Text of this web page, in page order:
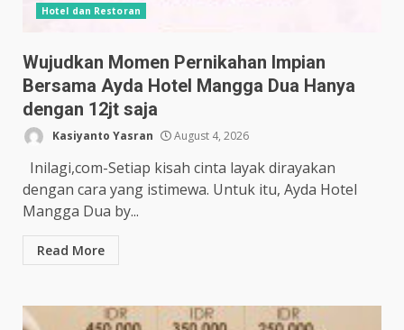
Hotel dan Restoran
Wujudkan Momen Pernikahan Impian
Bersama Ayda Hotel Mangga Dua Hanya
dengan 12jt saja
Kasiyanto Yasran August 4, 2026
Inilagi,com-Setiap kisah cinta layak dirayakan
dengan cara yang istimewa. Untuk itu, Ayda Hotel
Mangga Dua by...
Read More